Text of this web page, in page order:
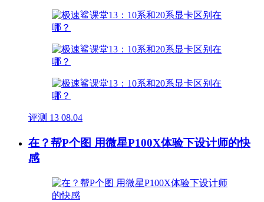
评测 13 08.04
在？帮P个图 用微星P100X体验下设计师的快
感